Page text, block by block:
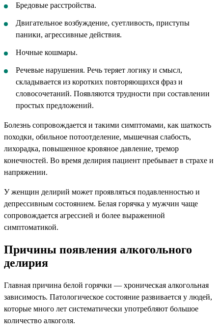
Бредовые расстройства.
Двигательное возбуждение, суетливость, приступы
паники, агрессивные действия.
Ночные кошмары.
Речевые нарушения. Речь теряет логику и смысл,
складывается из коротких повторяющихся фраз и
словосочетаний. Появляются трудности при составлении
простых предложений.
Болезнь сопровождается и такими симптомами, как шаткость
походки, обильное потоотделение, мышечная слабость,
лихорадка, повышенное кровяное давление, тремор
конечностей. Во время делирия пациент пребывает в страхе и
напряжении.
У женщин делирий может проявляться подавленностью и
депрессивным состоянием. Белая горячка у мужчин чаще
сопровождается агрессией и более выраженной
симптоматикой.
Причины появления алкогольного
делирия
Главная причина белой горячки — хроническая алкогольная
зависимость. Патологическое состояние развивается у людей,
которые много лет систематически употребляют большое
количество алкоголя.